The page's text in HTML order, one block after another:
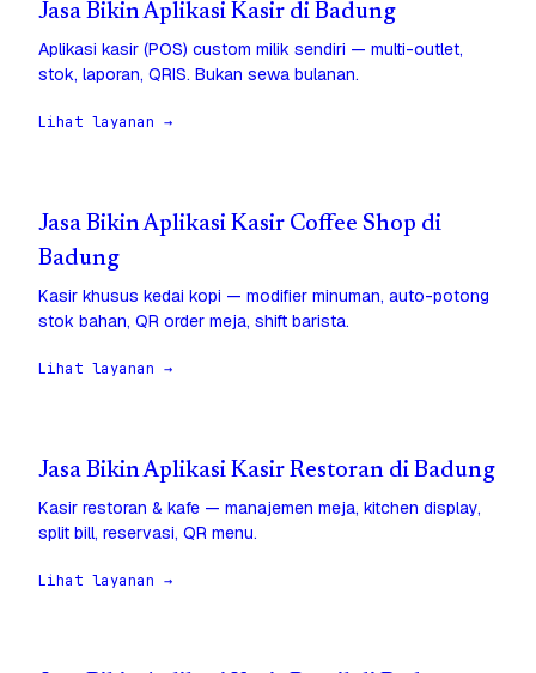
Jasa Bikin Aplikasi Kasir di Badung
Aplikasi kasir (POS) custom milik sendiri — multi-outlet,
stok, laporan, QRIS. Bukan sewa bulanan.
Lihat layanan →
Jasa Bikin Aplikasi Kasir Coffee Shop di
Badung
Kasir khusus kedai kopi — modifier minuman, auto-potong
stok bahan, QR order meja, shift barista.
Lihat layanan →
Jasa Bikin Aplikasi Kasir Restoran di Badung
Kasir restoran & kafe — manajemen meja, kitchen display,
split bill, reservasi, QR menu.
Lihat layanan →